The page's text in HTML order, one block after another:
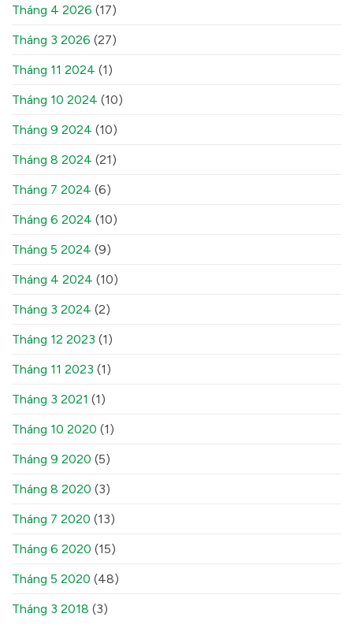
Tháng 4 2026 (17)
Tháng 3 2026 (27)
Tháng 11 2024 (1)
Tháng 10 2024 (10)
Tháng 9 2024 (10)
Tháng 8 2024 (21)
Tháng 7 2024 (6)
Tháng 6 2024 (10)
Tháng 5 2024 (9)
Tháng 4 2024 (10)
Tháng 3 2024 (2)
Tháng 12 2023 (1)
Tháng 11 2023 (1)
Tháng 3 2021 (1)
Tháng 10 2020 (1)
Tháng 9 2020 (5)
Tháng 8 2020 (3)
Tháng 7 2020 (13)
Tháng 6 2020 (15)
Tháng 5 2020 (48)
Tháng 3 2018 (3)